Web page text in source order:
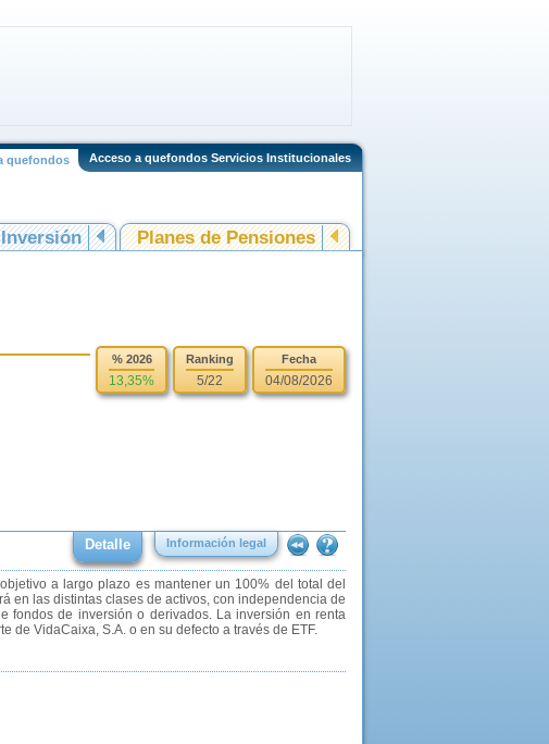
Acceso a quefondos Servicios Institucionales
quefondos
Planes de Pensiones
% 2026
13,35%
Ranking
5/22
Fecha
04/08/2026
Detalle Información legal
a largo plazo es mantener un 100% del total del
en las distintas clases de activos, con independencia de
fondos de inversión o derivados. La inversión en renta
de VidaCaixa, S.A. o en su defecto a través de ETF.